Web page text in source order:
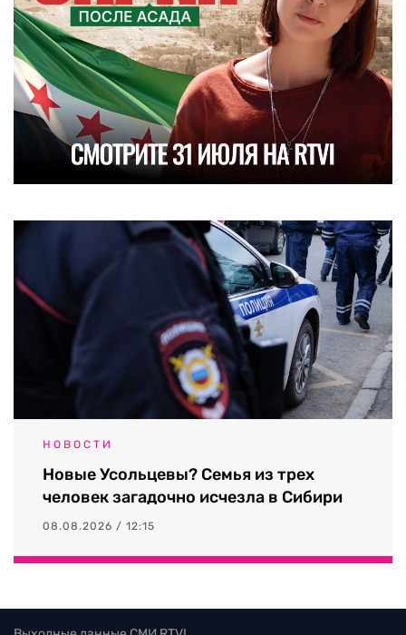
НОВОСТИ
Новые Усольцевы? Семья из трех
человек загадочно исчезла в Сибири
08.08.2026 / 12:15